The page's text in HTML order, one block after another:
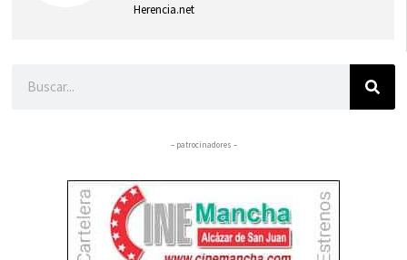
Herencia.net
– patrocinadores –